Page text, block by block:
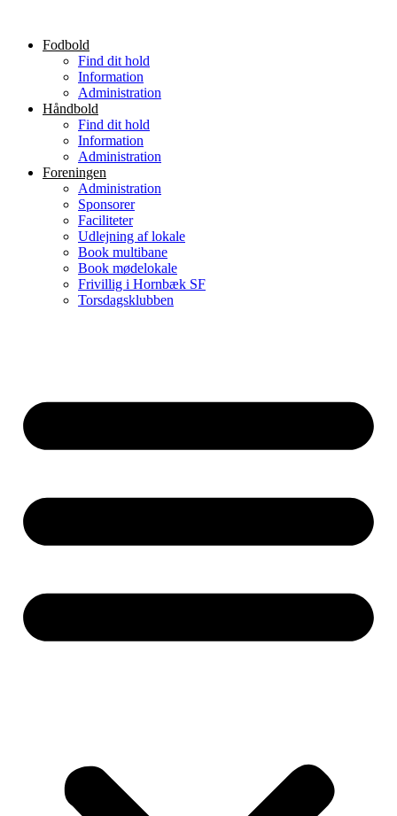
indholdFodbold
Find dit hold
Information
Administration
Håndbold
Find dit hold
Information
Administration
Foreningen
Administration
Sponsorer
Faciliteter
Udlejning af lokale
Book multibane
Book mødelokale
Frivillig i Hornbæk SF
Torsdagsklubben